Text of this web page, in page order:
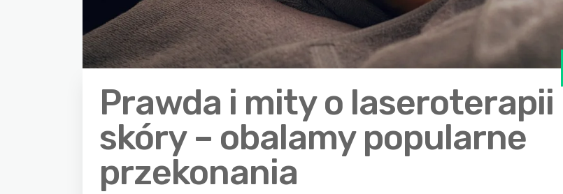
Prawda i mity o laseroterapii
skóry – obalamy popularne
przekonania